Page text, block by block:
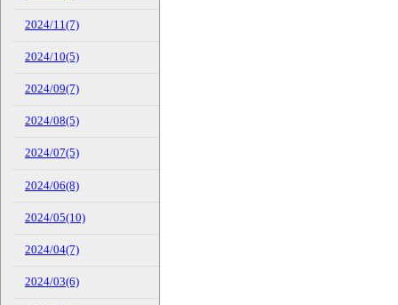
2024/11(7)
2024/10(5)
2024/09(7)
2024/08(5)
2024/07(5)
2024/06(8)
2024/05(10)
2024/04(7)
2024/03(6)